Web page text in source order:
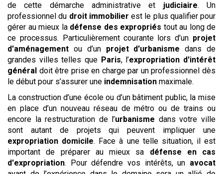
de cette démarche administrative et judiciaire. Un
professionnel du droit immobilier est le plus qualifier pour
gérer au mieux la défense des expropriés tout au long de
ce processus. Particulièrement courante lors d’un projet
d'aménagement ou d’un projet d'urbanisme dans de
grandes villes telles que Paris, l’expropriation d'intérêt
général doit être prise en charge par un professionnel dès
le début pour s’assurer une indemnisation maximale.
La construction d’une école ou d’un bâtiment public, la mise
en place d’un nouveau réseau de métro ou de trains ou
encore la restructuration de l’urbanisme dans votre ville
sont autant de projets qui peuvent impliquer une
expropriation domicile. Face à une telle situation, il est
important de préparer au mieux sa défense en cas
d'expropriation. Pour défendre vos intérêts, un avocat